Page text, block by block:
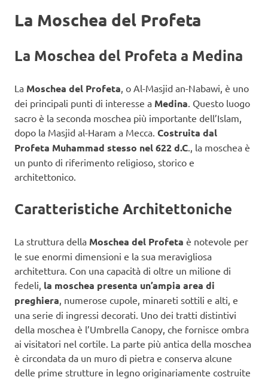
La Moschea del Profeta
La Moschea del Profeta a Medina
La Moschea del Profeta, o Al-Masjid an-Nabawi, è uno
dei principali punti di interesse a Medina. Questo luogo
sacro è la seconda moschea più importante dell’Islam,
dopo la Masjid al-Haram a Mecca. Costruita dal
Profeta Muhammad stesso nel 622 d.C., la moschea è
un punto di riferimento religioso, storico e
architettonico.
Caratteristiche Architettoniche
La struttura della Moschea del Profeta è notevole per
le sue enormi dimensioni e la sua meravigliosa
architettura. Con una capacità di oltre un milione di
fedeli, la moschea presenta un’ampia area di
preghiera, numerose cupole, minareti sottili e alti, e
una serie di ingressi decorati. Uno dei tratti distintivi
della moschea è l’Umbrella Canopy, che fornisce ombra
ai visitatori nel cortile. La parte più antica della moschea
è circondata da un muro di pietra e conserva alcune
delle prime strutture in legno originariamente costruite